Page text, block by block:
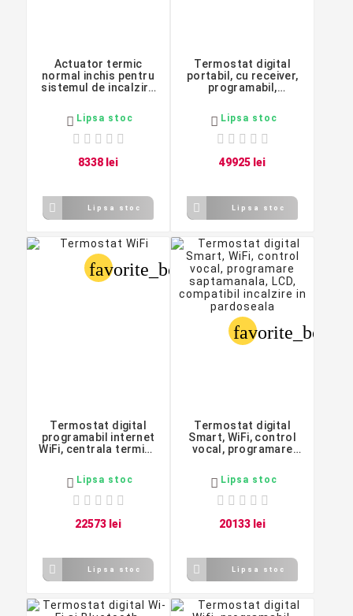
Actuator termic
normal inchis pentru
sistemul de incalzire
45x60 mm, BeOk
 Lipsa stoc
8338 lei
 Lipsa stoc
Termostat digital
portabil, cu receiver,
programabil,
compatibil incalzire
pardoseala,
reincarcabil USB
 Lipsa stoc
49925 lei
 Lipsa stoc
favorite_border
Termostat digital
programabil internet
WiFi, centrala termica
Android, iOS, BEOK
 Lipsa stoc
22573 lei
 Lipsa stoc
favorite_border
Termostat digital
Smart, WiFi, control
vocal, programare
compatibil incalzire
in pardoseala
 Lipsa stoc
20133 lei
 Lipsa stoc